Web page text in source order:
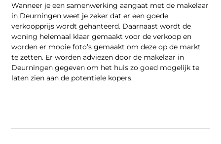
Wanneer je een samenwerking aangaat met de makelaar
in Deurningen weet je zeker dat er een goede
verkoopprijs wordt gehanteerd. Daarnaast wordt de
woning helemaal klaar gemaakt voor de verkoop en
worden er mooie foto’s gemaakt om deze op de markt
te zetten. Er worden adviezen door de makelaar in
Deurningen gegeven om het huis zo goed mogelijk te
laten zien aan de potentiele kopers.